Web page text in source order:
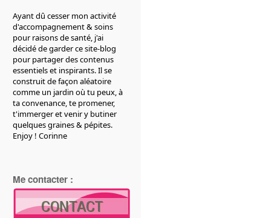
Ayant dû cesser mon activité
d'accompagnement & soins
pour raisons de santé, j'ai
décidé de garder ce site-blog
pour partager des contenus
essentiels et inspirants. Il se
construit de façon aléatoire
comme un jardin où tu peux, à
ta convenance, te promener,
t'immerger et venir y butiner
quelques graines & pépites.
Enjoy ! Corinne
Me contacter :